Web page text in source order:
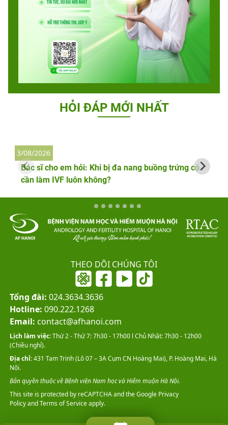
HỎI ĐÁP MỚI NHẤT
Bác sĩ cho em hỏi: Khi bị đa nang buồng trứng có
cần làm IVF luôn không?
3/08/2026
THEO DÕI CHÚNG TÔI
Tổng đài: 024.3634.3636
Hotline: 090.222.1268
Email: contact@afhanoi.com
This site is protected by reCAPTCHA and the GooglePrivacy
PolicyandTerms of Serviceapply.
Lịch làm việc:Thứ 2 - Thứ 7: 7h30 - 17h00 l Chủ Nhật: 7h30 - 12h00
(Chiều nghỉ).
Địa chỉ:431 Tam Trinh (Lô 07 – 3A Cụm CN Hoàng Mai), P. Hoàng Mai, Hà
Nội.
Bản quyền thuộc về Bệnh viện Nam học và Hiếm muộn Hà Nội.